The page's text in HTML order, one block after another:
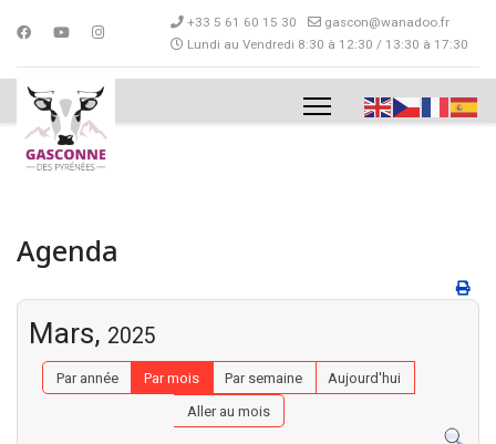
+33 5 61 60 15 30
gascon@wanadoo.fr
Lundi au Vendredi 8:30 à 12:30 / 13:30 à 17:30
Agenda
Mars, 2025
Par année Par mois Par semaine
Aujourd'hui
Aller au mois